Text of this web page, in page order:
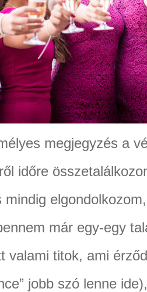
megjegyzés a
időre
már egy-egy
valami titok, ami
jobb szó lenne